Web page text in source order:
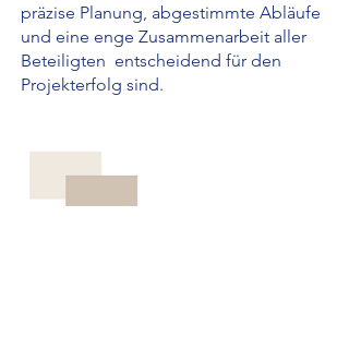
präzise Planung, abgestimmte Abläufe
und eine enge Zusammenarbeit aller
Beteiligten entscheidend für den
Projekterfolg sind.